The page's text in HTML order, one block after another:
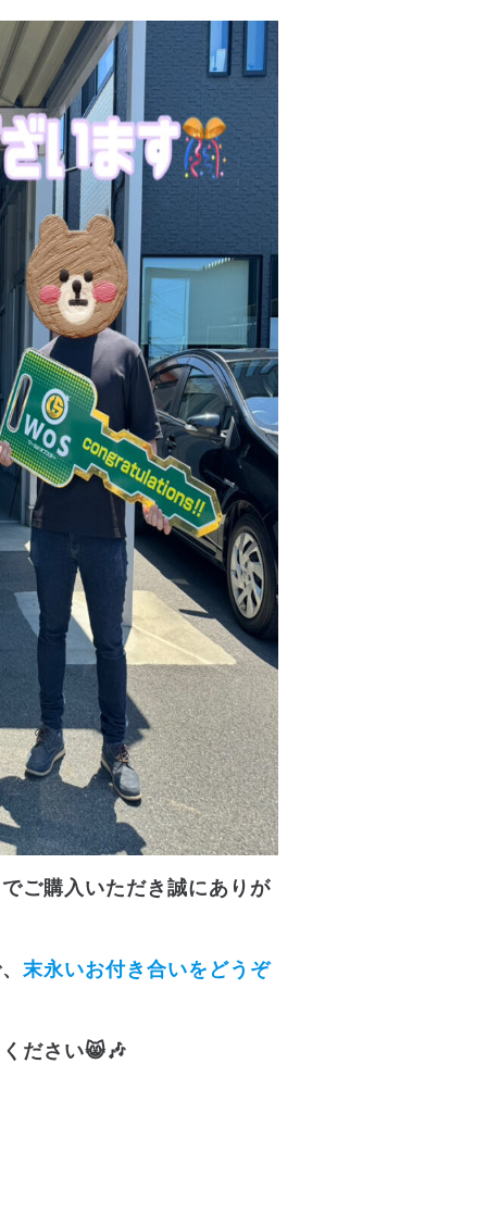
ご購入いただき誠にありが
末永いお付き合いをどうぞ
ださい😸🎶